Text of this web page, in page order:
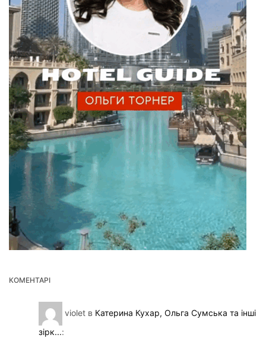
КОМЕНТАРІ
violet в Катерина Кухар, Ольга Сумська та інші
зірк...: